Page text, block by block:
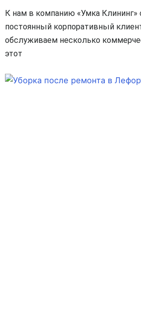
К нам в компанию «Умка Клининг»
постоянный корпоративный
обслуживаем несколько
этот